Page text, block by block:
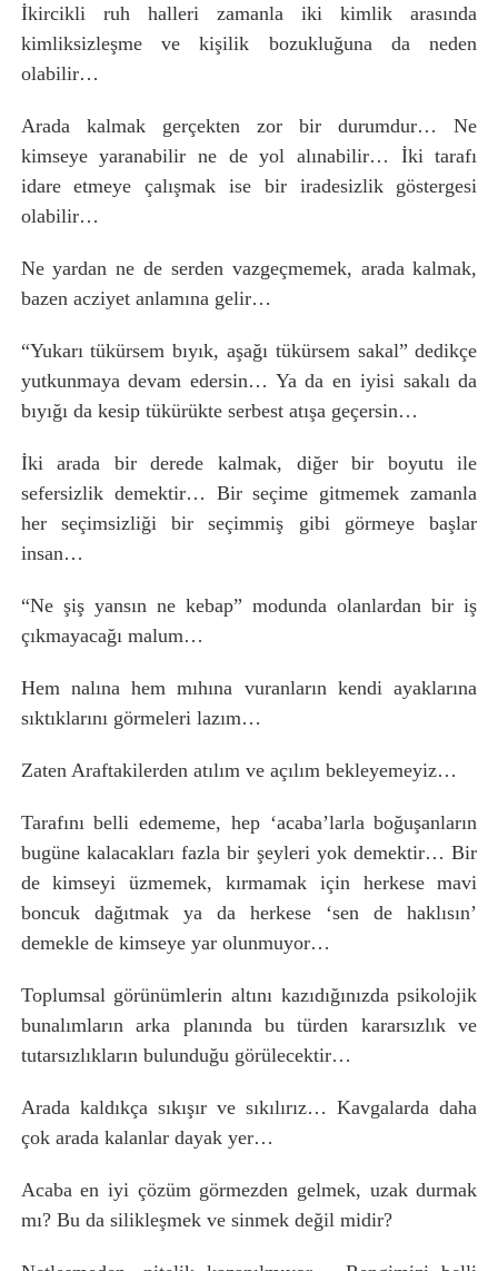
İkircikli ruh halleri zamanla iki kimlik arasında
kimliksizleşme ve kişilik bozukluğuna da neden
olabilir…
Arada kalmak gerçekten zor bir durumdur… Ne
kimseye yaranabilir ne de yol alınabilir… İki tarafı
idare etmeye çalışmak ise bir iradesizlik göstergesi
olabilir…
Ne yardan ne de serden vazgeçmemek, arada kalmak,
bazen acziyet anlamına gelir…
“Yukarı tükürsem bıyık, aşağı tükürsem sakal” dedikçe
yutkunmaya devam edersin… Ya da en iyisi sakalı da
bıyığı da kesip tükürükte serbest atışa geçersin…
İki arada bir derede kalmak, diğer bir boyutu ile
sefersizlik demektir… Bir seçime gitmemek zamanla
her seçimsizliği bir seçimmiş gibi görmeye başlar
insan…
“Ne şiş yansın ne kebap” modunda olanlardan bir iş
çıkmayacağı malum…
Hem nalına hem mıhına vuranların kendi ayaklarına
sıktıklarını görmeleri lazım…
Zaten Araftakilerden atılım ve açılım bekleyemeyiz…
Tarafını belli edememe, hep ‘acaba’larla boğuşanların
bugüne kalacakları fazla bir şeyleri yok demektir… Bir
de kimseyi üzmemek, kırmamak için herkese mavi
boncuk dağıtmak ya da herkese ‘sen de haklısın’
demekle de kimseye yar olunmuyor…
Toplumsal görünümlerin altını kazıdığınızda psikolojik
bunalımların arka planında bu türden kararsızlık ve
tutarsızlıkların bulunduğu görülecektir…
Arada kaldıkça sıkışır ve sıkılırız… Kavgalarda daha
çok arada kalanlar dayak yer…
Acaba en iyi çözüm görmezden gelmek, uzak durmak
mı? Bu da silikleşmek ve sinmek değil midir?